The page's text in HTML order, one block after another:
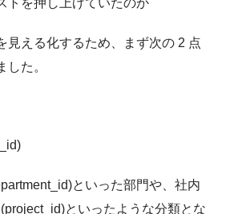
見える化するため、まず次の 2 点
した。
といった部門や、社内
といったような分類とな